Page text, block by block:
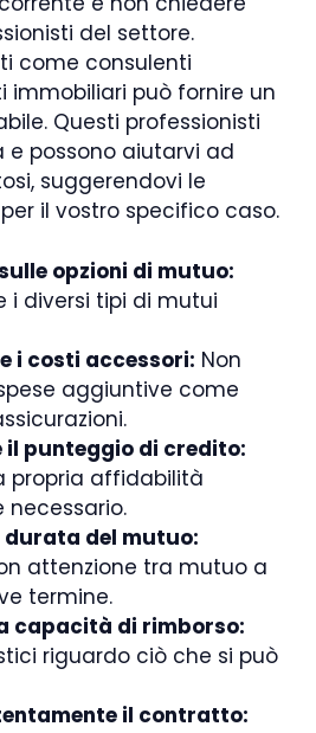
del settore.
come consulenti
immobiliari può fornire un
Questi professionisti
e possono aiutarvi ad
suggerendovi le
il vostro specifico caso.
opzioni di mutuo:
i diversi tipi di mutui
i costi accessori: Non
aggiuntive come
il punteggio di credito:
propria affidabilità
necessario.
del mutuo:
attenzione tra mutuo a
termine.
capacità di rimborso:
riguardo ciò che si può
il contratto: